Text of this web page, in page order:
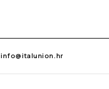
info@italunion.hr